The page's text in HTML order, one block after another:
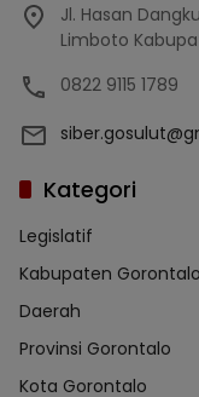
Jl. Hasan
Limboto
0822 9115 1789
Kategori
Legislatif
Kabupaten Gorontalo
Daerah
Provinsi Gorontalo
Kota Gorontalo